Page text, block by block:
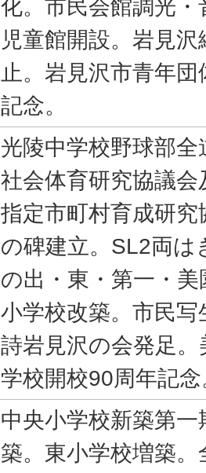
化。市民会館調光
児童館開設。岩見
止。岩見沢市青年
記念。
光陵中学校野球部
社会体育研究協議
指定市町村育成研
の碑建立。SL2両は
の出・東・第一・
小学校改築。市民
詩岩見沢の会発足
学校開校90周年記念
中央小学校新築第
築。東小学校増築